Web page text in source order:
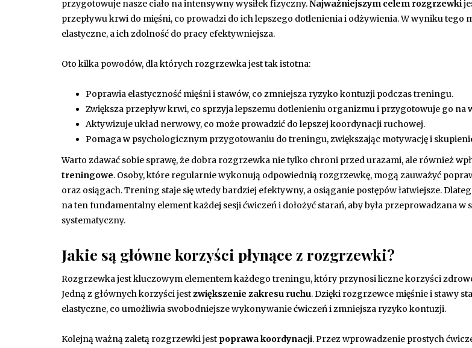
przygotowuje nasze ciało na intensywny wysiłek fizyczny.Najważniejszym celem rozgrzewki
przepływu krwi do mięśni, co prowadzi do ich lepszego dotlenienia i odżywienia. W wyniku tego
elastyczne, a ich zdolność do pracy efektywniejsza.
Oto kilka powodów, dla których rozgrzewka jest tak istotna:
Poprawia elastyczność mięśni i stawów, co zmniejsza ryzyko kontuzji podczas treningu.
Zwiększa przepływ krwi, co sprzyja lepszemu dotlenieniu organizmu i przygotowuje go na
Aktywizuje układ nerwowy, co może prowadzić do lepszej koordynacji ruchowej.
Pomaga w psychologicznym przygotowaniu do treningu, zwiększając motywację i
Warto zdawać sobie sprawę, że dobra rozgrzewka nie tylko chroni przed urazami, ale również
treningowe. Osoby, które regularnie wykonują odpowiednią rozgrzewkę, mogą zauważyć
oraz osiągach. Trening staje się wtedy bardziej efektywny, a osiąganie postępów łatwiejsze.
na ten fundamentalny element każdej sesji ćwiczeń i dołożyć starań, aby była przeprowadzana w
systematyczny.
Jakie są główne korzyści płynące z rozgrzewki?
Rozgrzewka jest kluczowym elementem każdego treningu, który przynosi liczne korzyści
Jedną z głównych korzyści jestzwiększenie zakresu ruchu. Dzięki rozgrzewce mięśnie i stawy
elastyczne, co umożliwia swobodniejsze wykonywanie ćwiczeń i zmniejsza ryzyko kontuzji.
Kolejną ważną zaletą rozgrzewki jest poprawa koordynacji. Przez wprowadzenie prostych